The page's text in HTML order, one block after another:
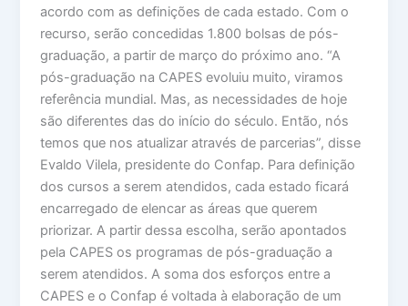
acordo com as definições de cada estado. Com o
recurso, serão concedidas 1.800 bolsas de pós-
graduação, a partir de março do próximo ano. “A
pós-graduação na CAPES evoluiu muito, viramos
referência mundial. Mas, as necessidades de hoje
são diferentes das do início do século. Então, nós
temos que nos atualizar através de parcerias”, disse
Evaldo Vilela, presidente do Confap. Para definição
dos cursos a serem atendidos, cada estado ficará
encarregado de elencar as áreas que querem
priorizar. A partir dessa escolha, serão apontados
pela CAPES os programas de pós-graduação a
serem atendidos. A soma dos esforços entre a
CAPES e o Confap é voltada à elaboração de um